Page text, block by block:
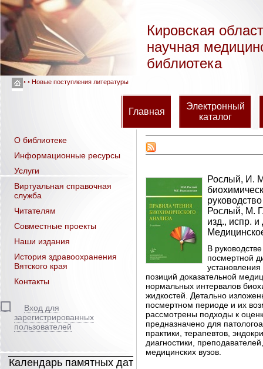
◦ ◦ Новые поступления литературы
Кировская
научная
библиотека
Главная
Электронный
каталог
О библиотеке
Информационные ресурсы
Услуги
Виртуальная справочная
служба
Читателям
Совместные проекты
Наши издания
История здравоохранения
Вятского края
Контакты
Вход для
зарегистрированных
пользователей
Календарь памятных дат
Рослый, И.
Рослый, М.
изд., испр.
В
посмертной
позиций доказательной
нормальных интервалов
жидкостей. Детально
посмертном периоде и их
рассмотрены подходы к
предназначено для
практики, терапевтов,
диагностики,
медицинских вузов.